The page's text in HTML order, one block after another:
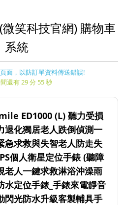
笑科技官網) 購物車
系統
面，以防訂單資料傳送錯誤!
還有 29 分 55 秒
ED1000 (L) 聽力受損
退化獨居老人跌倒偵測一
急求救與失智老人防走失
個人衛星定位手錶 (聽障
老人一鍵求救淋浴沖澡雨
水定位手錶_手錶來電靜音
閃光防水升級客製輔具手